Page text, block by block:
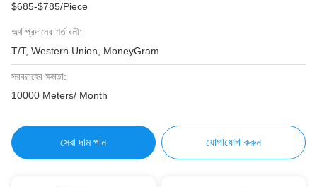
$685-$785/Piece
অর্থ প্রদানের শর্তাবলী:
T/T, Western Union, MoneyGram
সরবরাহের ক্ষমতা:
10000 Meters/ Month
সেরা দাম পান যোগাযোগ করুন